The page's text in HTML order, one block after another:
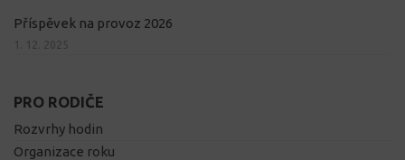
Příspěvek na provoz 2026
1. 12. 2025
PRO RODIČE
Rozvrhy hodin
Organizace roku